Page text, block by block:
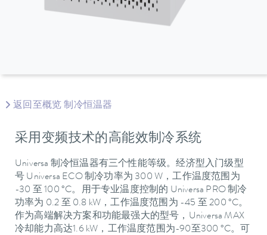
返回至概览 制冷恒温器
采用变频技术的高能效制冷系统
Universa 制冷恒温器有三个性能等级。经济型入门级型
号 Universa ECO 制冷功率为 300 W，工作温度范围为
-30 至 100 °C。用于专业温度控制的 Universa PRO 制冷
功率为 0.2 至 0.8 kW，工作温度范围为 -45 至 200 °C。
作为高端解决方案和功能最强大的型号，Universa MAX
冷却能力高达1.6 kW，工作温度范围为-90至300 °C。可